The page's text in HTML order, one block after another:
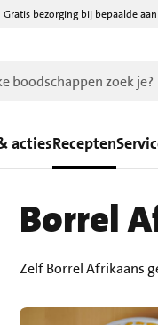
Gratis bezorging bij bepaalde
actiesRecepten
Borrel
Zelf Borrel Afrikaans